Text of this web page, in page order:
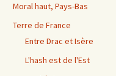
Moral haut, Pays-Bas
Terre de France
Entre Drac et Isère
L'hash est de l'Est